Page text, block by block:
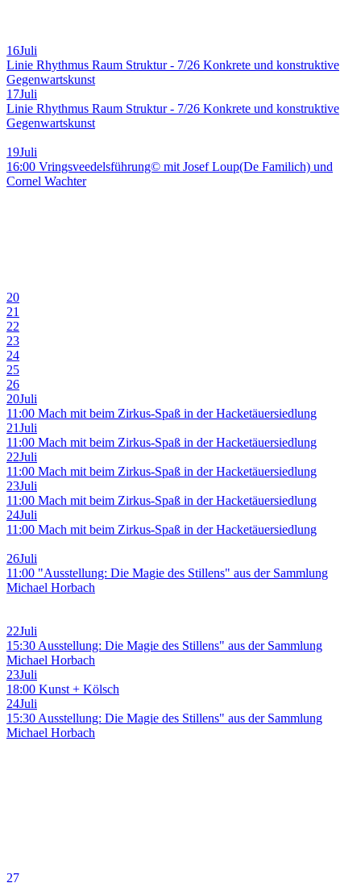
16Juli
Linie Rhythmus Raum Struktur - 7/26 Konkrete und konstruktive
Gegenwartskunst
17Juli
Linie Rhythmus Raum Struktur - 7/26 Konkrete und konstruktive
Gegenwartskunst
19Juli
16:00 Vringsveedelsführung© mit Josef Loup(De Familich) und
Cornel Wachter
20
21
22
23
24
25
26
20Juli
11:00 Mach mit beim Zirkus-Spaß in der Hacketäuersiedlung
21Juli
11:00 Mach mit beim Zirkus-Spaß in der Hacketäuersiedlung
22Juli
11:00 Mach mit beim Zirkus-Spaß in der Hacketäuersiedlung
23Juli
11:00 Mach mit beim Zirkus-Spaß in der Hacketäuersiedlung
24Juli
11:00 Mach mit beim Zirkus-Spaß in der Hacketäuersiedlung
26Juli
11:00 "Ausstellung: Die Magie des Stillens" aus der Sammlung
Michael Horbach
22Juli
15:30 Ausstellung: Die Magie des Stillens" aus der Sammlung
Michael Horbach
23Juli
18:00 Kunst + Kölsch
24Juli
15:30 Ausstellung: Die Magie des Stillens" aus der Sammlung
Michael Horbach
27